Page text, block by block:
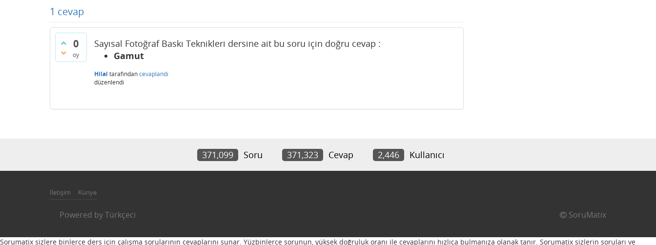
1 cevap
0
oy
Sayısal Fotoğraf Baskı Teknikleri dersine ait bu soru için doğru cevap :
Gamut
Hilal tarafındancevaplandı
düzenlendi
371,099 Soru 371,323 Cevap 2,446 Kullanıcı
İletişim Künye
Powered byTürkçeci SoruMatix
Sorumatix sizlere binlerce ders için çalışma sorularının cevaplarını sunar. Yüzbinlerce sorunun, yüksek doğruluk oranı ile cevaplarını hızlıca bulmanıza olanak tanır. Sorumatix sizlerin soruları ve